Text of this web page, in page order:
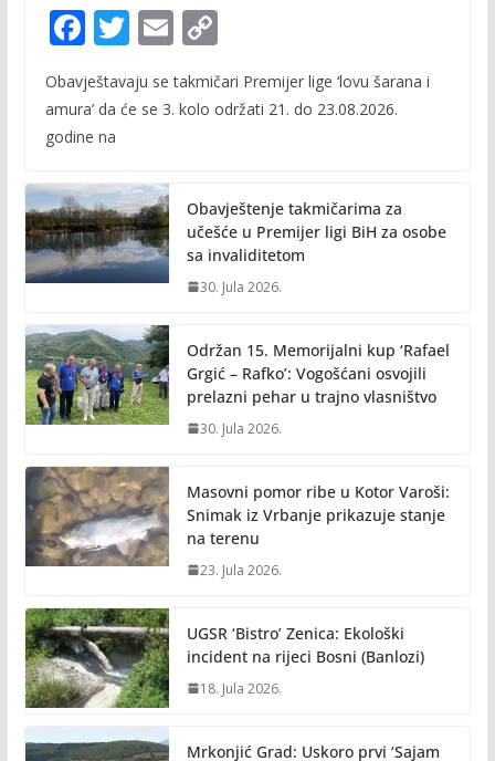
F
ac
e
b
o
k
T
itt
E
m
ai
C
o
p
n
k
Obavještavaju se takmičari Premijer lige ‘lovu šarana i
amura’ da će se 3. kolo održati 21. do 23.08.2026.
godine na
Obavještenje takmičarima za
učešće u Premijer ligi BiH za osobe
sa invaliditetom
30. Jula 2026.
Održan 15. Memorijalni kup ‘Rafael
Grgić – Rafko’: Vogošćani osvojili
prelazni pehar u trajno vlasništvo
30. Jula 2026.
Masovni pomor ribe u Kotor Varoši:
Snimak iz Vrbanje prikazuje stanje
na terenu
23. Jula 2026.
UGSR ‘Bistro’ Zenica: Ekološki
incident na rijeci Bosni (Banlozi)
18. Jula 2026.
Mrkonjić Grad: Uskoro prvi ‘Sajam